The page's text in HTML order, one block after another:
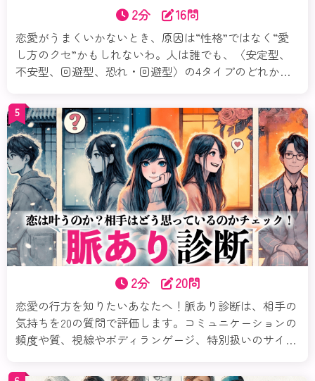
2分 16問
恋愛がうまくいかないとき、原因は“性格”ではなく“愛
し方のクセ”かもしれないわ。人は誰でも、〈安定型、
不安型、回避型、恐れ・回避型〉の4タイプのどれかの
や心のパターンを紐解いていくわ。気づくだけで、恋は
もっとラクになるのよ。まずは診断から始めてみてね。
それじゃ愛着スタイル診断スタートよ！
5
2分 20問
恋愛の行方を知りたいあなたへ！脈あり診断は、相手の
気持ちを20の質問で評価します。コミュニケーションの
頻度や質、視線やボディランゲージ、特別扱いのサイン
具体的なアドバイスで、次のステップを自信を持って踏